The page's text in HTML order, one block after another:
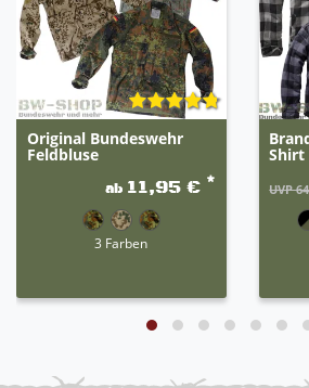
Frontreißverschluss mit
Ärmelklett zum Regulieren der
Kapuze mit Schnürbändern
Schnürbänder mit Stopper an
idealen Anpassen an den Körper
Original Bundeswehr
Feldbluse
ab 11,95 € *
3 Farben
Shirt
UVP